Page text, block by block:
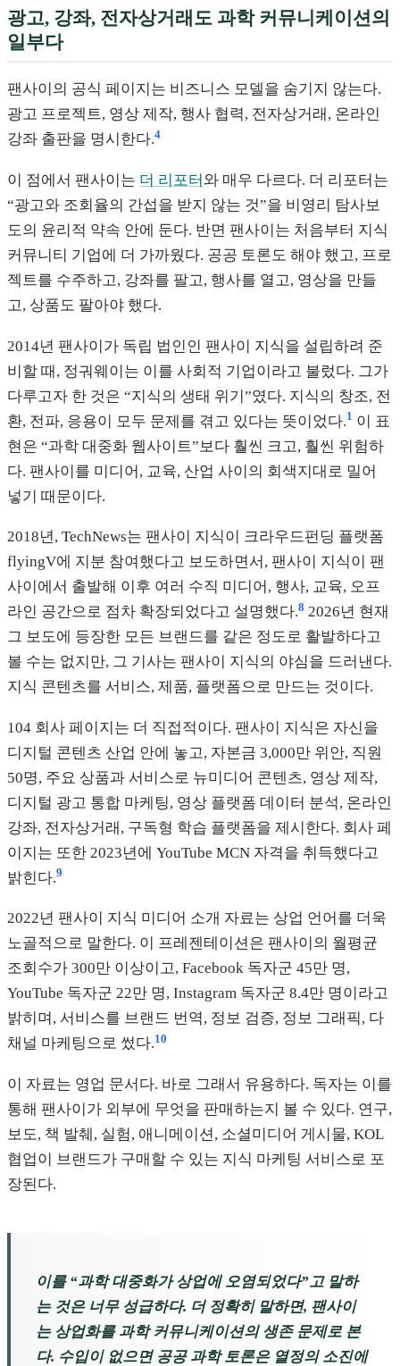
광고, 강좌, 전자상거래도 과학 커뮤니케이션의
일부다
팬사이의 공식 페이지는 비즈니스 모델을 숨기지 않는다.
광고 프로젝트, 영상 제작, 행사 협력, 전자상거래, 온라인
강좌 출판을 명시한다.4
이 점에서 팬사이는 더 리포터 와 매우 다르다. 더 리포터는
“광고와 조회율의 간섭을 받지 않는 것”을 비영리 탐사보
도의 윤리적 약속 안에 둔다. 반면 팬사이는 처음부터 지식
커뮤니티 기업에 더 가까웠다. 공공 토론도 해야 했고, 프로
젝트를 수주하고, 강좌를 팔고, 행사를 열고, 영상을 만들
고, 상품도 팔아야 했다.
2014년 팬사이가 독립 법인인 팬사이 지식을 설립하려 준
비할 때, 정궈웨이는 이를 사회적 기업이라고 불렀다. 그가
다루고자 한 것은 “지식의 생태 위기”였다. 지식의 창조, 전
환, 전파, 응용이 모두 문제를 겪고 있다는 뜻이었다.1 이 표
현은 “과학 대중화 웹사이트”보다 훨씬 크고, 훨씬 위험하
다. 팬사이를 미디어, 교육, 산업 사이의 회색지대로 밀어
넣기 때문이다.
2018년, TechNews는 팬사이 지식이 크라우드펀딩 플랫폼
flyingV에 지분 참여했다고 보도하면서, 팬사이 지식이 팬
사이에서 출발해 이후 여러 수직 미디어, 행사, 교육, 오프
라인 공간으로 점차 확장되었다고 설명했다.8 2026년 현재
그 보도에 등장한 모든 브랜드를 같은 정도로 활발하다고
볼 수는 없지만, 그 기사는 팬사이 지식의 야심을 드러낸다.
지식 콘텐츠를 서비스, 제품, 플랫폼으로 만드는 것이다.
104 회사 페이지는 더 직접적이다. 팬사이 지식은 자신을
디지털 콘텐츠 산업 안에 놓고, 자본금 3,000만 위안, 직원
50명, 주요 상품과 서비스로 뉴미디어 콘텐츠, 영상 제작,
디지털 광고 통합 마케팅, 영상 플랫폼 데이터 분석, 온라인
강좌, 전자상거래, 구독형 학습 플랫폼을 제시한다. 회사 페
이지는 또한 2023년에 YouTube MCN 자격을 취득했다고
밝힌다.9
2022년 팬사이 지식 미디어 소개 자료는 상업 언어를 더욱
노골적으로 말한다. 이 프레젠테이션은 팬사이의 월평균
조회수가 300만 이상이고, Facebook 독자군 45만 명,
YouTube 독자군 22만 명, Instagram 독자군 8.4만 명이라고
밝히며, 서비스를 브랜드 번역, 정보 검증, 정보 그래픽, 다
채널 마케팅으로 썼다.10
이 자료는 영업 문서다. 바로 그래서 유용하다. 독자는 이를
통해 팬사이가 외부에 무엇을 판매하는지 볼 수 있다. 연구,
보도, 책 발췌, 실험, 애니메이션, 소셜미디어 게시물, KOL
협업이 브랜드가 구매할 수 있는 지식 마케팅 서비스로 포
장된다.
이를 “과학 대중화가 상업에 오염되었다”고 말하
는 것은 너무 성급하다. 더 정확히 말하면, 팬사이
는 상업화를 과학 커뮤니케이션의 생존 문제로 본
다. 수입이 없으면 공공 과학 토론은 열정의 소진에